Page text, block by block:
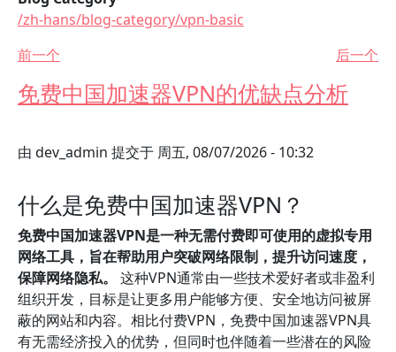
/zh-hans/blog-category/vpn-basic
前一个
后一个
免费中国加速器VPN的优缺点分析
由 dev_admin 提交于 周五, 08/07/2026 - 10:32
什么是免费中国加速器VPN？
免费中国加速器VPN是一种无需付费即可使用的虚拟专用
网络工具，旨在帮助用户突破网络限制，提升访问速度，
保障网络隐私。
这种VPN通常由一些技术爱好者或非盈利
组织开发，目标是让更多用户能够方便、安全地访问被屏
蔽的网站和内容。相比付费VPN，免费中国加速器VPN具
有无需经济投入的优势，但同时也伴随着一些潜在的风险